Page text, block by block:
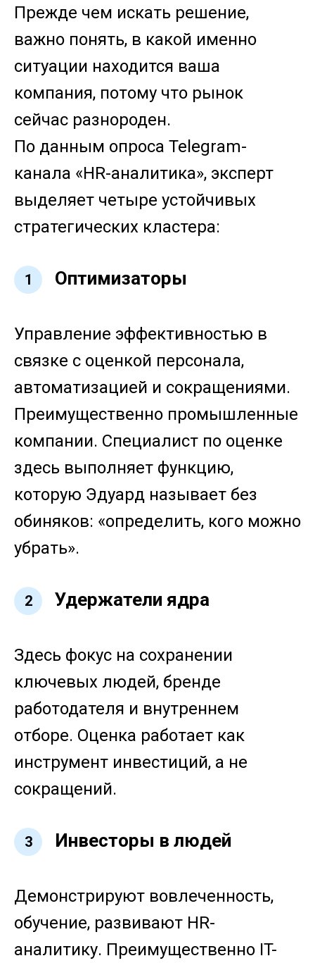
Прежде чем искать решение,
важно понять, в какой именно
ситуации находится ваша
компания, потому что рынок
сейчас разнороден.
По данным опроса Telegram-
канала «HR-аналитика», эксперт
выделяет четыре устойчивых
стратегических кластера:
1 Оптимизаторы
Управление эффективностью в
связке с оценкой персонала,
автоматизацией и сокращениями.
Преимущественно промышленные
компании. Специалист по оценке
здесь выполняет функцию,
которую Эдуард называет без
обиняков: «определить, кого можно
убрать».
2 Удержатели ядра
Здесь фокус на сохранении
ключевых людей, бренде
работодателя и внутреннем
отборе. Оценка работает как
инструмент инвестиций, а не
сокращений.
3 Инвесторы в людей
Демонстрируют вовлеченность,
обучение, развивают HR-
аналитику. Преимущественно IT-